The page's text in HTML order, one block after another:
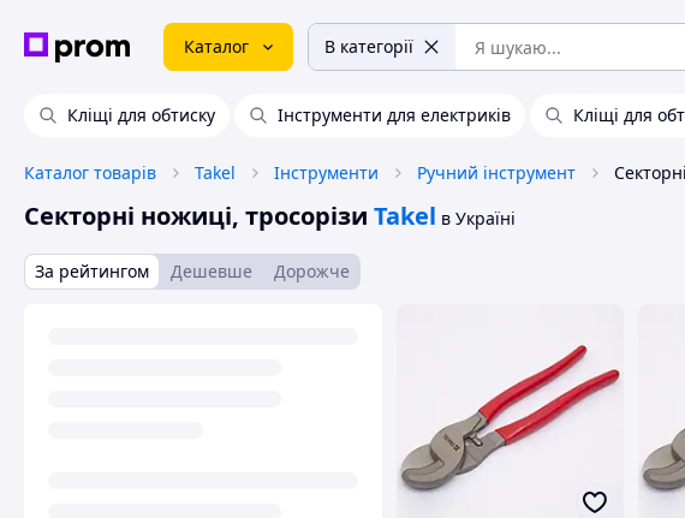
Каталог В категорії
Кліщі для обтиску Інструменти для електриків Кліщі для
Каталог товарів Takel Інструменти Ручний інструмент
Секторні ножиці, тросорізи Takel в Україні
За рейтингом Дешевше Дорожче